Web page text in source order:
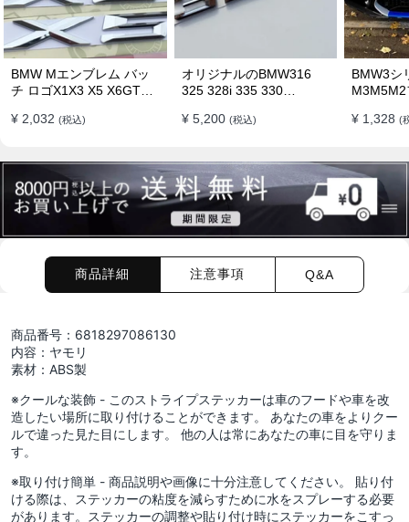
BMW Mエンブレム バッ
チ ロゴX1X3 X5 X6GTワ
シリーズリアラベルBMW
¥ 2,032 (税込)
オリジナルのBMW316
325 328i 335 330
ッカー エンブレム バッチ
¥ 5,200 (税込)
BMW3シ
カバー修
¥ 1,328 (
商品詳細 注意事項 Q&A
商品番号：6818297086130
内容：ヤモリ
素材：ABS製
※クールな装飾 - このストライプステッカーは車のフードや車を改
造したい場所に取り付けることができます。 あなたの車をよりクー
ルで違った見た目にします。 他の人は常にあなたの車に目を守りま
す。
※取り付け簡単 - 商品説明や画像に十分注意してください。 貼り付
ける際は、ステッカーの粘度を減らすために水をスプレーする必要
があります。ステッカーの調整や貼り付け時にステッカーをこすっ